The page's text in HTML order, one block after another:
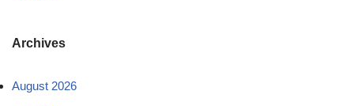
Archives
August 2026